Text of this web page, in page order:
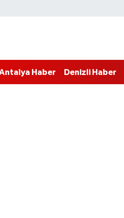
Haber Denizli Haber